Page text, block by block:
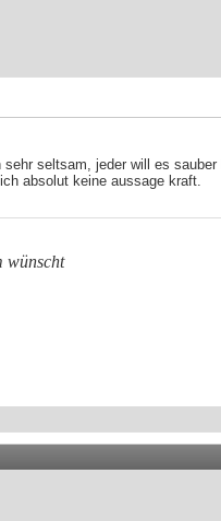
seltsam, jeder will es
absolut keine aussage kraft.
wünscht